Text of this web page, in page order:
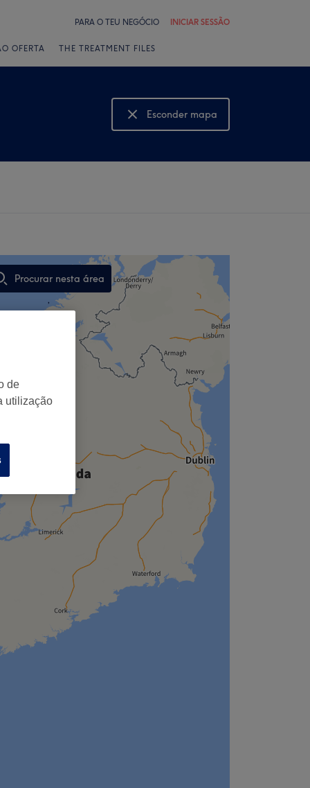
PARA O TEU NEGÓCIO INICIAR SESSÃO
OFERTA THE TREATMENT FILES
Esconder mapa
Mostrar mapa
Procurar nesta área
,
de
utilização